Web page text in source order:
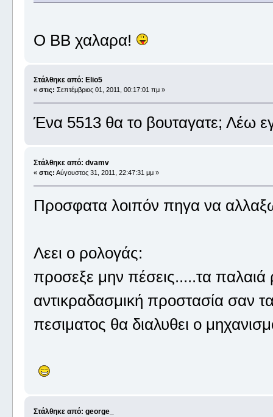
O BB χαλαρα!
Στάλθηκε από: Elio5
« στις: Σεπτέμβριος 01, 2011, 00:17:01 πμ »
Ένα 5513 θα το βουταγατε; Λέω
Στάλθηκε από: dvamv
« στις: Αύγουστος 31, 2011, 22:47:31 μμ »
Προσφατα λοιπόν πηγα να
Λεει ο ρολογάς:
προσεξε μην πέσεις.....τα παλαιά
αντικραδασμική προστασία σαν
πεσιματος θα διαλυθει ο
Στάλθηκε από: george_